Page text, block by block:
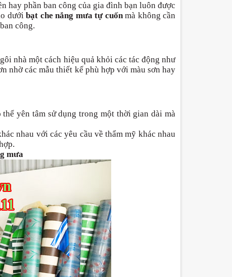
hay phần ban công của gia đình bạn luôn được
dướibạt che nắng mưa tự cuốnmà không cần
công.
nhà một cách hiệu quả khỏi các tác động như
nhờ các mẫu thiết kế phù hợp với màu sơn hay
yên tâm sử dụng trong một thời gian dài mà
nhau với các yêu cầu về thẩm mỹ khác nhau
mưa